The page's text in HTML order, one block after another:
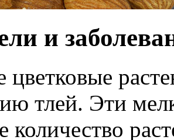
и
цветковые
тлей. Эти
количество